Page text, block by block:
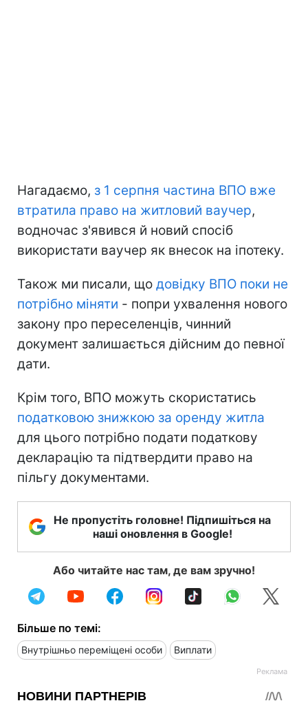
Нагадаємо, з 1 серпня частина ВПО вже
втратила право на житловий ваучер,
водночас з'явився й новий спосіб
використати ваучер як внесок на іпотеку.
Також ми писали, що довідку ВПО поки не
потрібно міняти - попри ухвалення нового
закону про переселенців, чинний
документ залишається дійсним до певної
дати.
Крім того, ВПО можуть скористатись
податковою знижкою за оренду житла
для цього потрібно подати податкову
декларацію та підтвердити право на
пільгу документами.
Не пропустіть головне! Підпишіться на
наші оновлення в Google!
Або читайте нас там, де вам зручно!
Більше по темі:
Внутрішньо переміщені особи Виплати